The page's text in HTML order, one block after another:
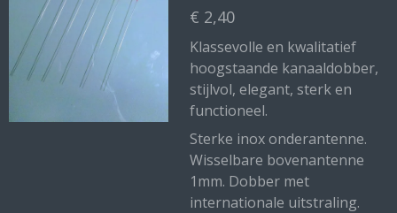
€ 2,40
Klassevolle en kwalitatief
hoogstaande kanaaldobber,
stijlvol, elegant, sterk en
functioneel.
Sterke inox onderantenne.
Wisselbare bovenantenne
1mm. Dobber met
internationale uitstraling.